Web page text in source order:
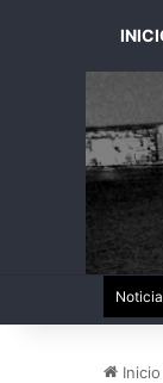
Inicio